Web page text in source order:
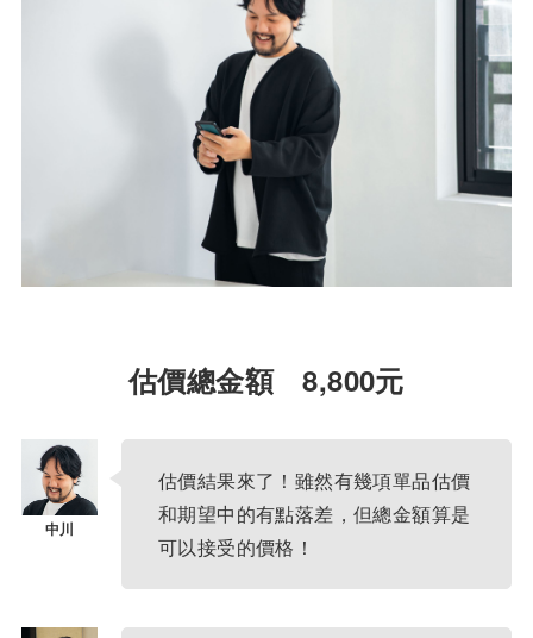
估價總金額 8,800元
估價結果來了！雖然有幾項單品估價
和期望中的有點落差，但總金額算是
可以接受的價格！